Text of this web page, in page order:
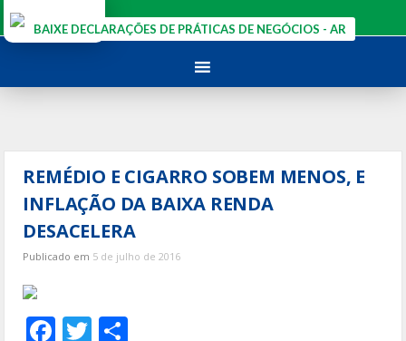
para
BAIXE DECLARAÇÕES DE PRÁTICAS DE NEGÓCIOS - AR
REMÉDIO E CIGARRO SOBEM MENOS, E
INFLAÇÃO DA BAIXA RENDA
DESACELERA
Publicado em 5 de julho de 2016
F T